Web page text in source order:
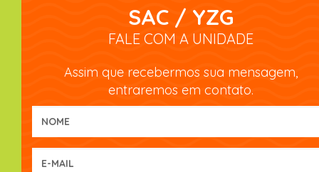
SAC / YZG
FALE COM A UNIDADE
Assim que recebermos sua mensagem,
entraremos em contato.